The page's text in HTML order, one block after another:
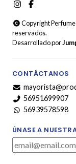
Copyright
reservados.
Desarrollado por
CONTÁCTANOS
56951699907
56939578598
ÚNASE A